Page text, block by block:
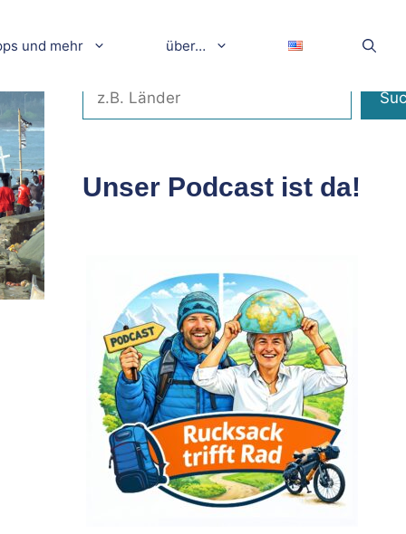
und mehr über…
Unser Podcast ist da!